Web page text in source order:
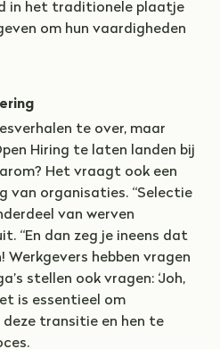
in het traditionele plaatje
om hun vaardigheden
te over, maar
Hiring te laten landen bij
Het vraagt ook een
van organisaties. “Selectie
van werven
“En dan zeg je ineens dat
hebben vragen
stellen ook vragen: ‘Joh,
is essentieel om
deze transitie en hen te